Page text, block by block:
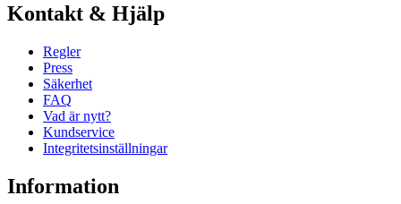
Kontakt & Hjälp
Regler
Press
Säkerhet
FAQ
Vad är nytt?
Kundservice
Integritetsinställningar
Information